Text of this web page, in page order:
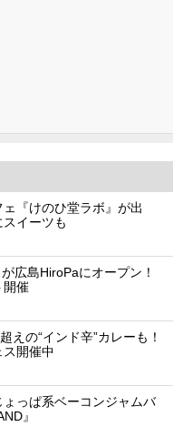
『けのひ堂ラボ』が出
イーツも
広島HiroPaにオープン！
開催
えの“インド辛”カレーも！
ス開催中
っぱ系ベーコンジャムバ
』